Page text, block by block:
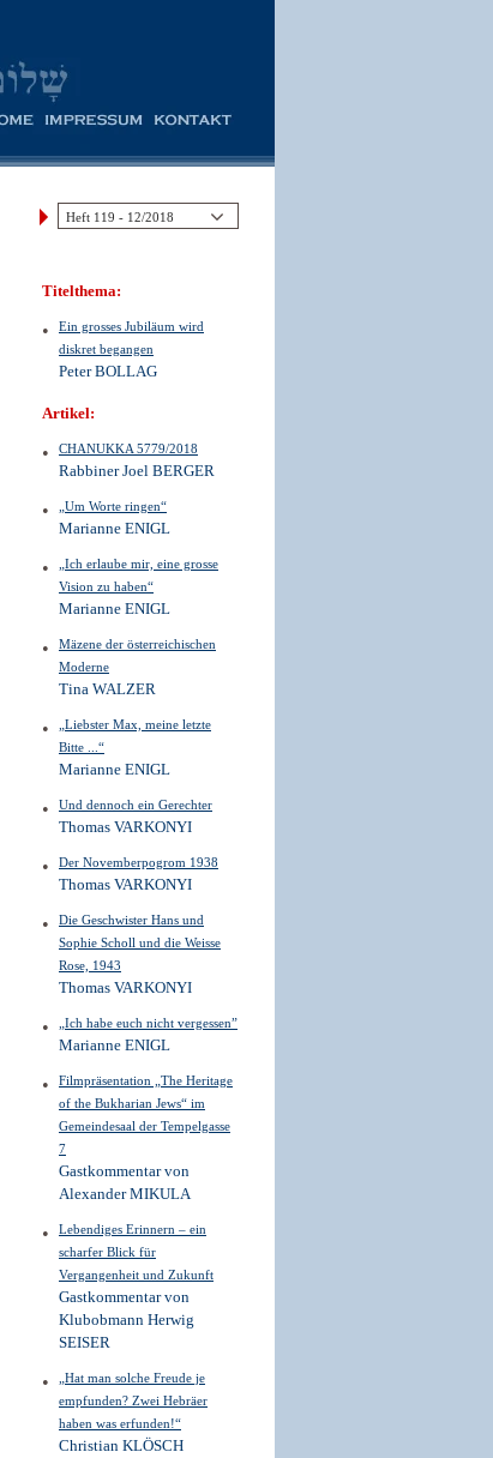
Titelthema:
Ein grosses Jubiläum wird
diskret begangen
Peter BOLLAG
Artikel:
CHANUKKA 5779/2018
Rabbiner Joel BERGER
„Um Worte ringen“
Marianne ENIGL
„Ich erlaube mir, eine grosse
Vision zu haben“
Marianne ENIGL
Mäzene der österreichischen
Moderne
Tina WALZER
„Liebster Max, meine letzte
Bitte ...“
Marianne ENIGL
Und dennoch ein Gerechter
Thomas VARKONYI
Der Novemberpogrom 1938
Thomas VARKONYI
Die Geschwister Hans und
Sophie Scholl und die Weisse
Rose, 1943
Thomas VARKONYI
„Ich habe euch nicht vergessen”
Marianne ENIGL
Filmpräsentation „The Heritage
of the Bukharian Jews“ im
Gemeindesaal der Tempelgasse
7
Gastkommentar von
Alexander MIKULA
Lebendiges Erinnern – ein
scharfer Blick für
Vergangenheit und Zukunft
Gastkommentar von
Klubobmann Herwig
SEISER
„Hat man solche Freude je
empfunden? Zwei Hebräer
haben was erfunden!“
Christian KLÖSCH